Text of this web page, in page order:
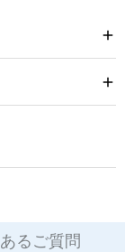
です。
ルネックレス。
商品が到着後60日
るご質問